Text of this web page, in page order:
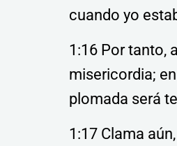
cuando yo
1:16 Por tanto,
misericordia;
plomada será
1:17 Clama